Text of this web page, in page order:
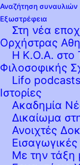
Αναζήτηση συναυλιών
Εξωστρέφεια
Στη νέα
Ορχήστρας
Η Κ.Ο.Α. στο
Φιλοσοφικής
Lifo
Ιστορίες
Ακαδημία
Δικαίωμα
Ανοιχτές
Εισαγωγικές
Με την τάξη